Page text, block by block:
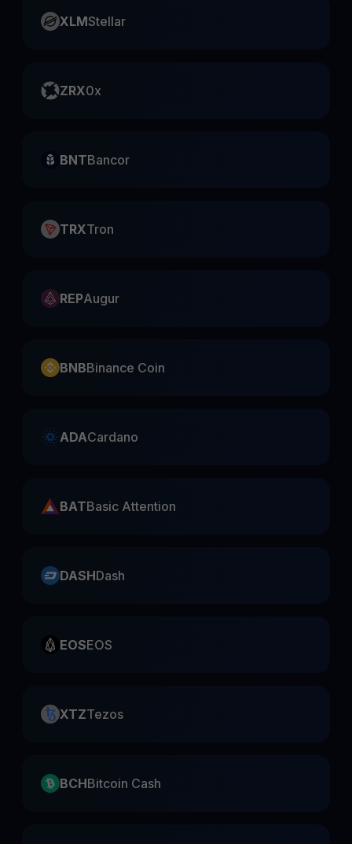
XLMStellar
ZRX0x
BNTBancor
TRXTron
REPAugur
BNBBinance Coin
ADACardano
BATBasic Attention
DASHDash
EOSEOS
XTZTezos
BCHBitcoin Cash